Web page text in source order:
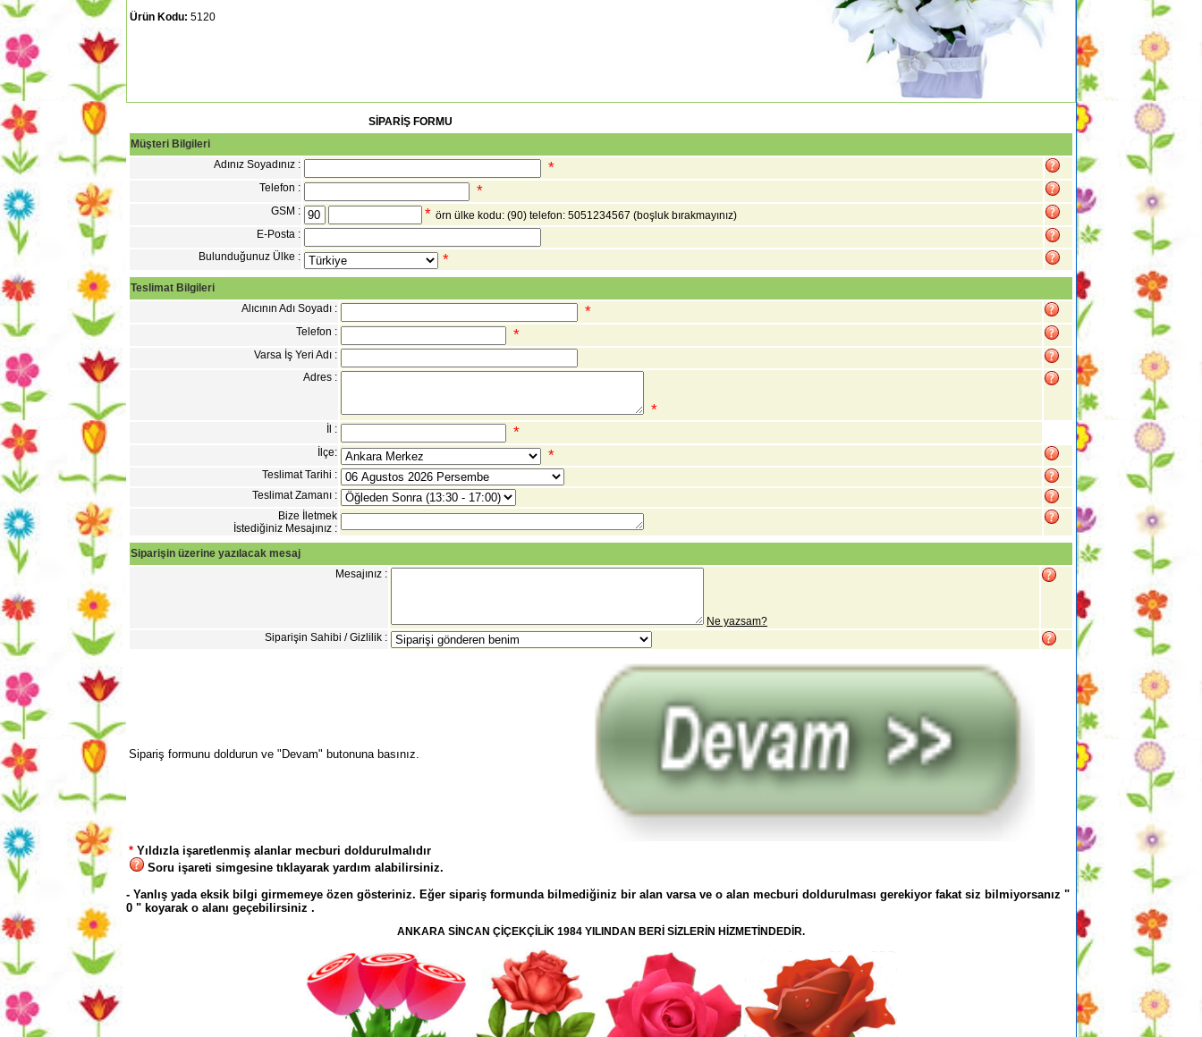
Ürün Kodu: 5120
SİPARİŞ FORMU
Müşteri Bilgileri
Adınız Soyadınız :
*
Telefon : *
GSM : * örn ülke kodu: (90) telefon: 5051234567 (boşluk bırakmayınız)
E-Posta :
Bulunduğunuz Ülke :
*
Teslimat Bilgileri
Alıcının Adı Soyadı :
*
Telefon : *
Varsa İş Yeri Adı :
Adres :
*
İl : *
İlçe: *
Teslimat Tarihi :
Teslimat Zamanı :
Bize İletmek
İstediğiniz Mesajınız :
Siparişin üzerine yazılacak mesaj
Mesajınız :
Ne yazsam?
Siparişin Sahibi / Gizlilik :
Sipariş formunu doldurun ve "Devam" butonuna basınız.
* Yıldızla işaretlenmiş alanlar mecburi doldurulmalıdır
Soru işareti simgesine tıklayarak yardım alabilirsiniz.
- Yanlış yada eksik bilgi girmemeye özen gösteriniz. Eğer sipariş formunda bilmediğiniz bir alan varsa ve o alan mecburi doldurulması gerekiyor fakat siz bilmiyorsanız "
0 " koyarak o alanı geçebilirsiniz .
ANKARA SİNCAN ÇİÇEKÇİLİK 1984 YILINDAN BERİ SİZLERİN HİZMETİNDEDİR.